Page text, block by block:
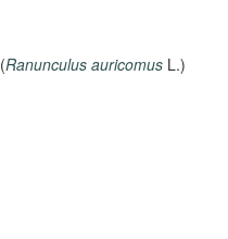
(Ranunculus auricomus L.)